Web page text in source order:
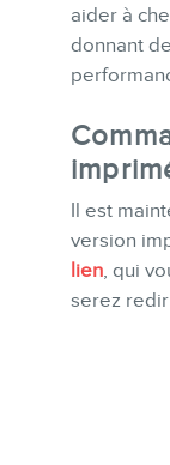
aider à
donnant
Il est
version
lien, qui
serez